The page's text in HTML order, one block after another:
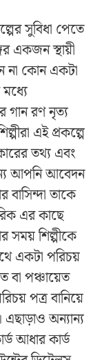
সুবিধা পেতে
একজন স্থায়ী
না কোন একটা
গান রণ নৃত্য
এই প্রকল্পে
তথ্য এবং
আপনি আবেদন
তাকে
এর কাছে
শিল্পীকে
একটা পরিচয়
বা পঞ্চায়েত
পত্র বানিয়ে
অন্যান্য
আধার কার্ড